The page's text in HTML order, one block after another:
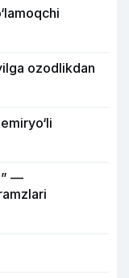
ozodlikdan
—